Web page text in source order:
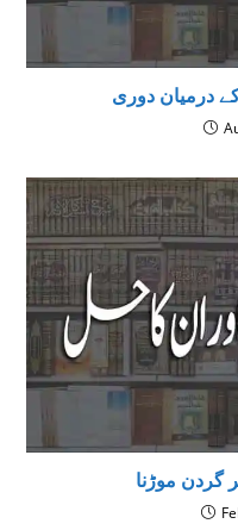
درمیان دوری
گردن موڑنا